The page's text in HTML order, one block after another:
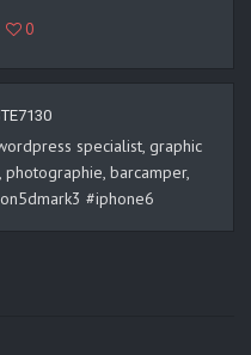
0
specialist, graphic
barcamper,
#iphone6